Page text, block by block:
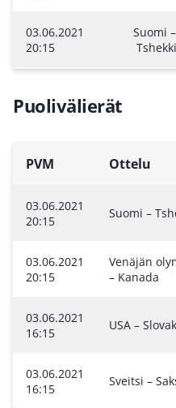
03.06.2021
20:15
Suomi –
Tshekki
Puolivälierät
PVM Ottelu
03.06.2021
20:15
Suomi –
03.06.2021
20:15
Venäjän
– Kanada
03.06.2021
16:15
USA –
03.06.2021
16:15
Sveitsi –